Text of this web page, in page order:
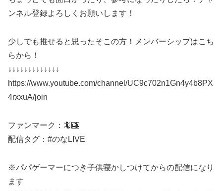
ンネル登録よろしくお願いします！
少しでも推せると思ったそこの方！メンバーシップはこち
らから！
↓↓↓↓↓↓↓↓↓↓↓↓↓
https://www.youtube.com/channel/UC9c702n1Gn4y4b8PX
4rxxuA/join
ファンマーク：🦎🎰
配信タグ：#のなLIVE
※パパゲーマーにつき子供寝かしつけてからの配信になり
ます